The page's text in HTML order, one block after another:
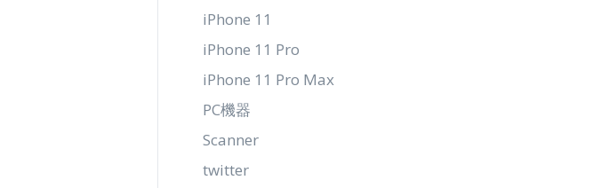
iPhone 11
iPhone 11 Pro
iPhone 11 Pro Max
PC機器
Scanner
twitter